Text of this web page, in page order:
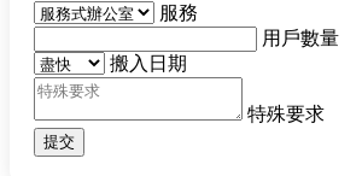
服務
用戶數量
搬入日期
特殊要求
提交